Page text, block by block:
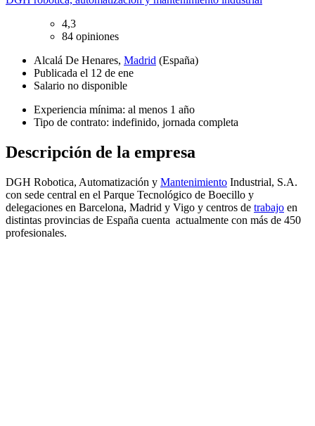
4,3
84 opiniones
Alcalá De Henares, Madrid (España)
Publicada el 12 de ene
Salario no disponible
Experiencia mínima: al menos 1 año
Tipo de contrato: indefinido, jornada completa
Descripción de la empresa
DGH Robotica, Automatización y Mantenimiento Industrial, S.A.
con sede central en el Parque Tecnológico de Boecillo y
delegaciones en Barcelona, Madrid y Vigo y centros de trabajo en
distintas provincias de España cuenta actualmente con más de 450
profesionales.